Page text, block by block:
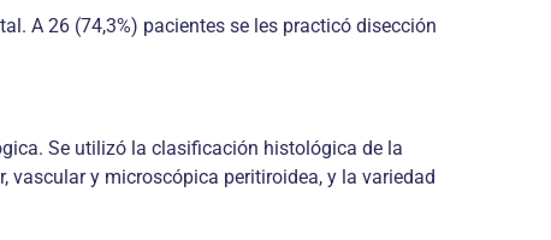
A 26 (74,3%) pacientes se les practicó disección
Se utilizó la clasificación histológica de la
y microscópica peritiroidea, y la variedad